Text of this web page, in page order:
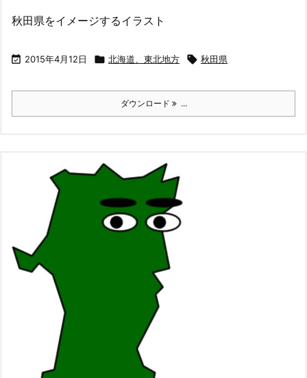
秋田県をイメージするイラスト
 2015年4月12日  北海道、東北地方  秋田県
ダウンロード ...